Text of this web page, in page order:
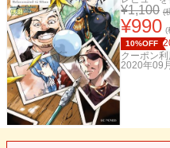
¥1,100 (
¥990 (
10%OFF
クーポン
2020年09